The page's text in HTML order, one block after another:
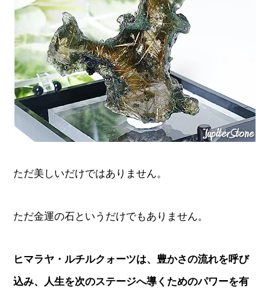
ただ美しいだけではありません。
ただ金運の石というだけでもありません。
ヒマラヤ・ルチルクォーツは、豊かさの流れを呼び
込み、人生を次のステージへ導くためのパワーを有